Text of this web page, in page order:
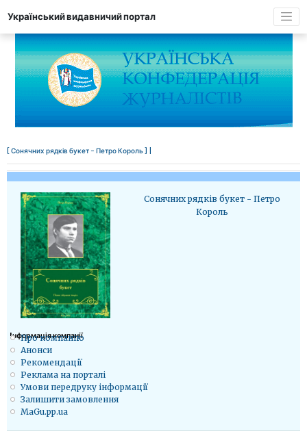
Український видавничий портал
[ Сонячних рядків букет - Петро Король ] |
Сонячних рядків букет - Петро
Король
Iнформація компанії
Про компанію
Анонси
Рекомендації
Реклама на порталі
Умови передруку інформації
Залишити замовлення
MaGu.pp.ua